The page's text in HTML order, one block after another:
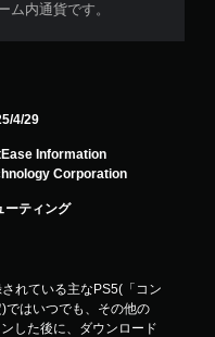
ム内通貨です。
4/29
Information
Corporation
ーティング
れている主なPS5(「コン
ではいつでも、その他の
した後に、ダウンロード